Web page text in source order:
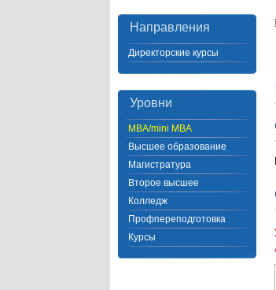
Направления
Директорские курсы
Уровни
MBA/mini MBA
Высшее образование
Магистратура
Второе высшее
Колледж
Профпереподготовка
Курсы